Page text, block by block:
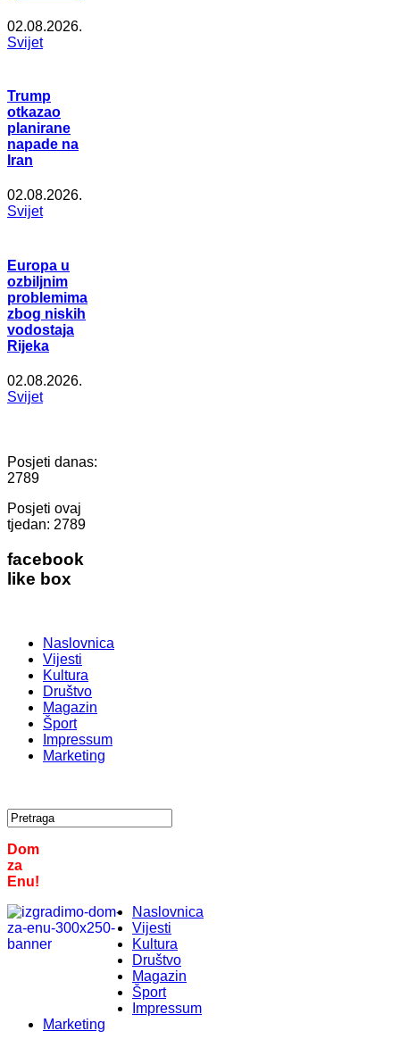
02.08.2026.
Svijet
Trump
otkazao
planirane
napade na
Iran
02.08.2026.
Svijet
Europa u
ozbiljnim
problemima
zbog niskih
vodostaja
Rijeka
02.08.2026.
Svijet
Posjeti danas:
2789
Posjeti ovaj
tjedan: 2789
facebook
like box
Naslovnica
Vijesti
Kultura
Društvo
Magazin
Šport
Impressum
Marketing
Dom
za
Enu!
Naslovnica
Vijesti
Kultura
Društvo
Magazin
Šport
Impressum
Marketing